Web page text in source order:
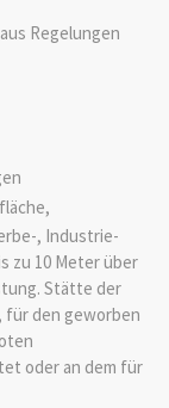
Regelungen
, Industrie-
zu 10 Meter über
Stätte der
für den geworben
oder an dem für